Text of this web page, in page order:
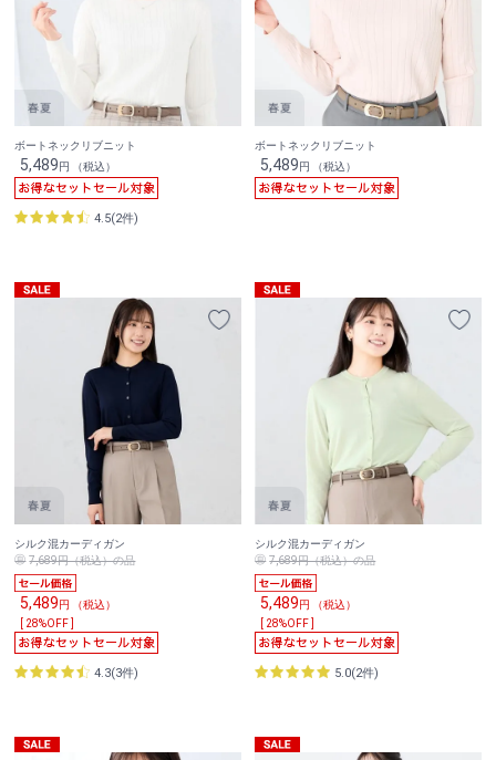
ボートネックリブニット
5,489円 （税込）
4.5(2件)
ボートネックリブニット
5,489円 （税込）
シルク混カーディガン
7,689円（税込）の品
5,489円 （税込）
[ 28%OFF ]
4.3(3件)
シルク混カーディガン
7,689円（税込）の品
5,489円 （税込）
[ 28%OFF ]
5.0(2件)